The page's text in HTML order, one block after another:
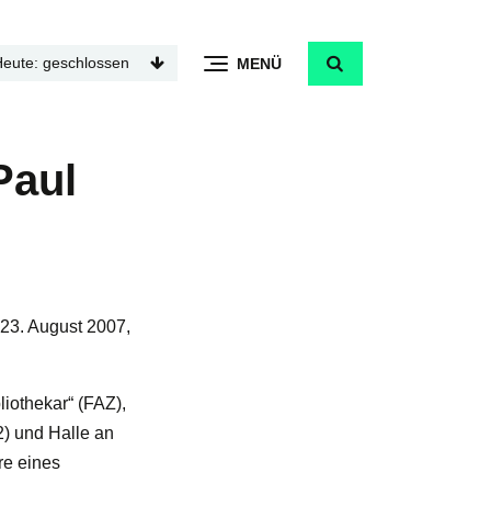
Heute: geschlossen MENÜ
August 2007,
(FAZ),
und Halle an
eines